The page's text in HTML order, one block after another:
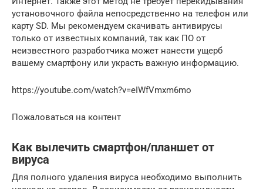
установочного файла непосредственно на телефон или
карту SD. Мы рекомендуем скачивать антивирусы
только от известных компаний, так как ПО от
неизвестного разработчика может нанести ущерб
вашему смартфону или украсть важную информацию.
https://youtube.com/watch?v=eIWfVmxm6mo
Пожаловаться на контент
Как вылечить смартфон/планшет от
вируса
Для полного удаления вируса необходимо выполнить